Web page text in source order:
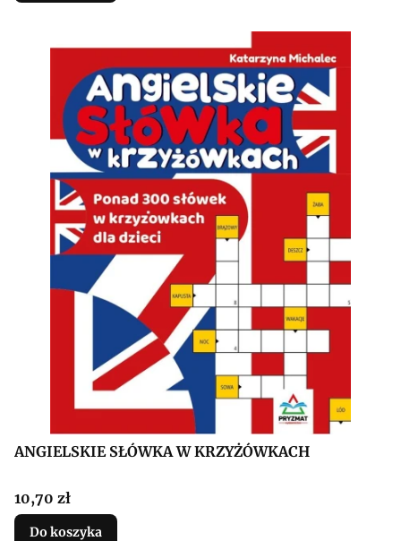
ANGIELSKIE SŁÓWKA W KRZYŻÓWKACH
Cena
10,70 zł
Do koszyka